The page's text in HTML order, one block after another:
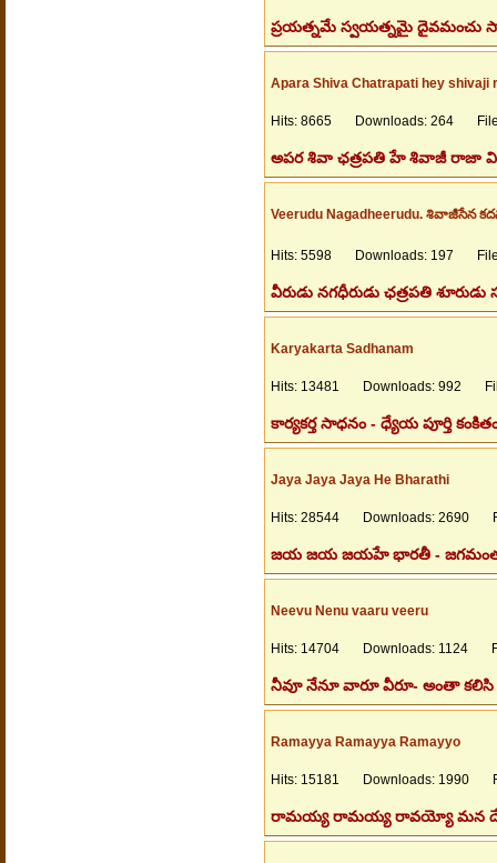
ప్రయత్నమే స్వయత్నమై దైవమంచు
Apara Shiva Chatrapati hey shivaji
Hits: 8665 Downloads: 264
అపర శివా ఛత్రపతి హే శివాజీ రాజా
Veerudu Nagadheerudu. శివాజీసేన
Hits: 5598 Downloads: 197
వీరుడు నగధీరుడు ఛత్రపతి
Karyakarta Sadhanam
Hits: 13481 Downloads: 992
కార్యకర్త సాధనం - ధ్యేయ పూర్తి
Jaya Jaya Jaya He Bharathi
Hits: 28544 Downloads: 2690
జయ జయ జయహే భారతీ - జగమంత
Neevu Nenu vaaru veeru
Hits: 14704 Downloads: 1124
నీవూ నేనూ వారూ వీరూ- అంతా
Ramayya Ramayya Ramayyo
Hits: 15181 Downloads: 1990
రామయ్య రామయ్య రావయ్యో మన